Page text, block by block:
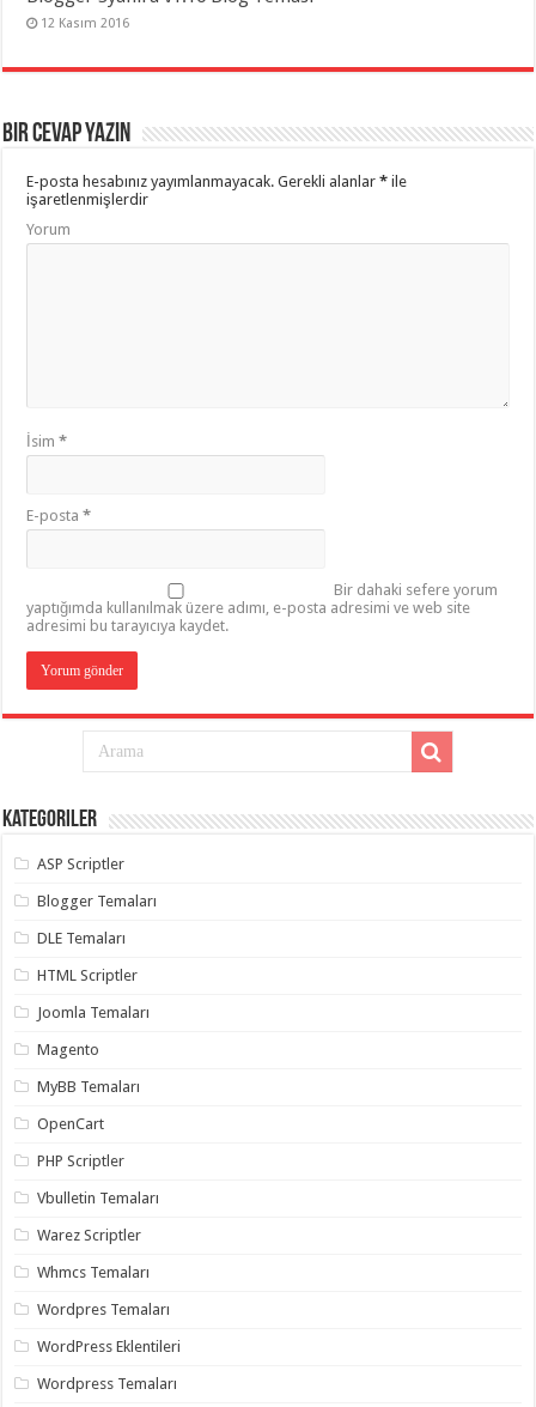
12 Kasım 2016
Bir cevap yazın
E-posta hesabınız yayımlanmayacak. Gerekli alanlar* ile
işaretlenmişlerdir
Yorum
İsim*
E-posta*
Bir dahaki sefere yorum
yaptığımda kullanılmak üzere adımı, e-posta adresimi ve web site
adresimi bu tarayıcıya kaydet.
Kategoriler
ASP Scriptler
Blogger Temaları
DLE Temaları
HTML Scriptler
Joomla Temaları
Magento
MyBB Temaları
OpenCart
PHP Scriptler
Vbulletin Temaları
Warez Scriptler
Whmcs Temaları
Wordpres Temaları
WordPress Eklentileri
Wordpress Temaları